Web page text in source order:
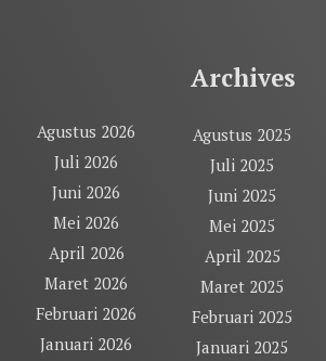
Archives
Agustus 2026
Juli 2026
Juni 2026
Mei 2026
April 2026
Maret 2026
Februari 2026
Januari 2026
Agustus 2025
Juli 2025
Juni 2025
Mei 2025
April 2025
Maret 2025
Februari 2025
Januari 2025